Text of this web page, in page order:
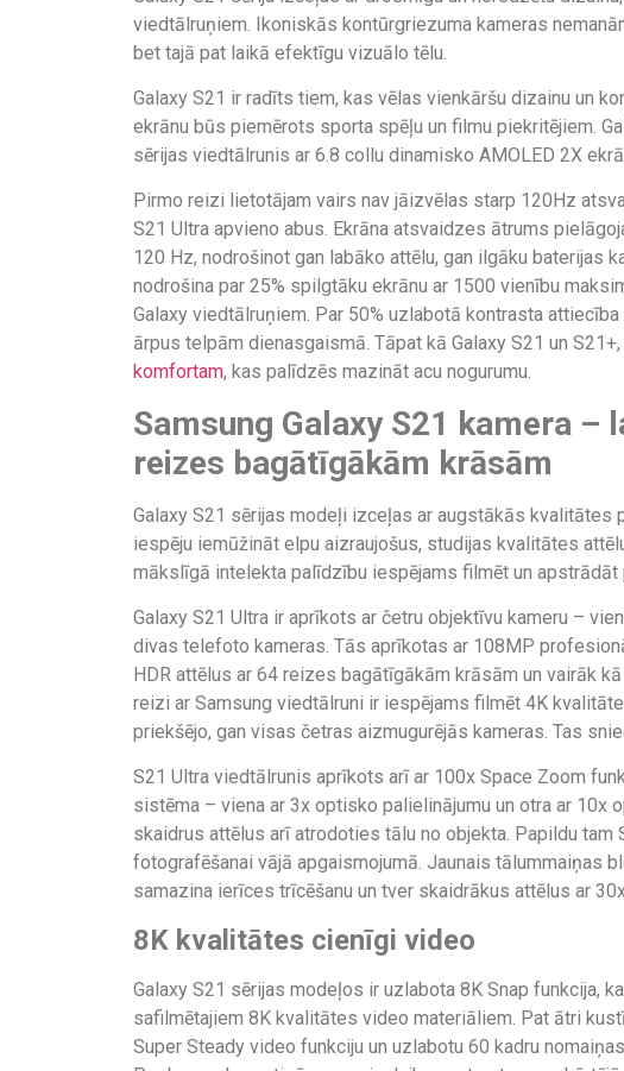
viedtālruņiem. Ikoniskās kontūrgriezuma kameras
bet tajā pat laikā efektīgu vizuālo tēlu.
Galaxy S21 ir radīts tiem, kas vēlas vienkāršu dizainu un
ekrānu būs piemērots sporta spēļu un filmu piekritējiem.
sērijas viedtālrunis ar 6.8 collu dinamisko AMOLED 2X
Pirmo reizi lietotājam vairs nav jāizvēlas starp 120Hz
S21 Ultra apvieno abus. Ekrāna atsvaidzes ātrums
120 Hz, nodrošinot gan labāko attēlu, gan ilgāku baterijas
nodrošina par 25% spilgtāku ekrānu ar 1500 vienību
Galaxy viedtālruņiem. Par 50% uzlabotā kontrasta
ārpus telpām dienasgaismā. Tāpat kā Galaxy S21 un
komfortam, kas palīdzēs mazināt acu nogurumu.
Samsung Galaxy S21 kamera –
reizes bagātīgākām krāsām
Galaxy S21 sērijas modeļi izceļas ar augstākās
iespēju iemūžināt elpu aizraujošus, studijas kvalitātes
mākslīgā intelekta palīdzību iespējams filmēt un
Galaxy S21 Ultra ir aprīkots ar četru objektīvu kameru –
divas telefoto kameras. Tās aprīkotas ar 108MP
HDR attēlus ar 64 reizes bagātīgākām krāsām un vairāk
reizi ar Samsung viedtālruni ir iespējams filmēt 4K
priekšējo, gan visas četras aizmugurējās kameras. Tas
S21 Ultra viedtālrunis aprīkots arī ar 100x Space Zoom
sistēma – viena ar 3x optisko palielinājumu un otra ar 10x
skaidrus attēlus arī atrodoties tālu no objekta. Papildu
fotografēšanai vājā apgaismojumā. Jaunais tālummaiņas
samazina ierīces trīcēšanu un tver skaidrākus attēlus ar
8K kvalitātes cienīgi video
Galaxy S21 sērijas modeļos ir uzlabota 8K Snap funkcija,
safilmētajiem 8K kvalitātes video materiāliem. Pat ātri
Super Steady video funkciju un uzlabotu 60 kadru